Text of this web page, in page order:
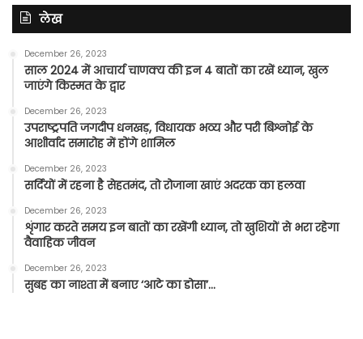
लेख
December 26, 2023
साल 2024 में आचार्य चाणक्य की इन 4 बातों का रखें ध्यान, खुल
जाएंगे किस्मत के द्वार
December 26, 2023
उपराष्ट्रपति जगदीप धनखड़, विधायक भव्य और परी बिश्नोई के
आशीर्वाद समारोह में होंगे शामिल
December 26, 2023
सर्दियों में रहना है सेहतमंद, तो रोजाना खाएं अदरक का हलवा
December 26, 2023
शृंगार करते समय इन बातों का रखेंगी ध्यान, तो खुशियों से भरा रहेगा
वैवाहिक जीवन
December 26, 2023
सुबह का नाश्ता में बनाए ‘आटे का डोसा’…